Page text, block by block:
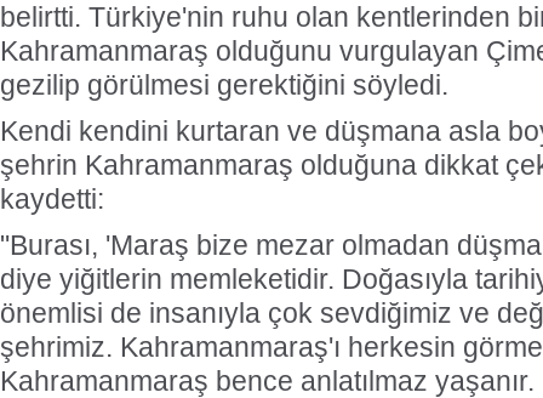
belirtti. Türkiye'nin ruhu olan kentlerinden
Kahramanmaraş olduğunu vurgulayan
gezilip görülmesi gerektiğini söyledi.
Kendi kendini kurtaran ve düşmana asla
şehrin Kahramanmaraş olduğuna dikkat
kaydetti:
"Burası, 'Maraş bize mezar olmadan
diye yiğitlerin memleketidir. Doğasıyla
önemlisi de insanıyla çok sevdiğimiz ve
şehrimiz. Kahramanmaraş'ı herkesin
Kahramanmaraş bence anlatılmaz yaşanır.